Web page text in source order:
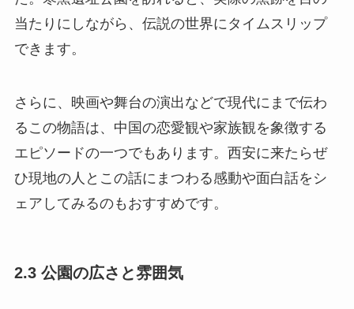
当たりにしながら、伝説の世界にタイムスリップ
できます。
さらに、映画や舞台の演出などで現代にまで伝わ
るこの物語は、中国の恋愛観や家族観を象徴する
エピソードの一つでもあります。西安に来たらぜ
ひ現地の人とこの話にまつわる感動や面白話をシ
ェアしてみるのもおすすめです。
2.3 公園の広さと雰囲気